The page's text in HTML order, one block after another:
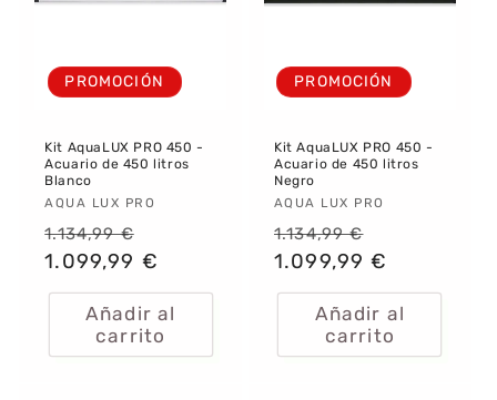
PROMOCIÓN
Kit AquaLUX PRO 450 -
Acuario de 450 litros
Blanco
Proveedor:
AQUA LUX PRO
Precio
habitual
1.134,99 €
de
oferta
1.099,99 €
Añadir al
carrito
PROMOCIÓN
Kit AquaLUX PRO 450 -
Acuario de 450 litros
Negro
Proveedor:
AQUA LUX PRO
Precio
habitual
1.134,99 €
de
oferta
1.099,99 €
Añadir al
carrito